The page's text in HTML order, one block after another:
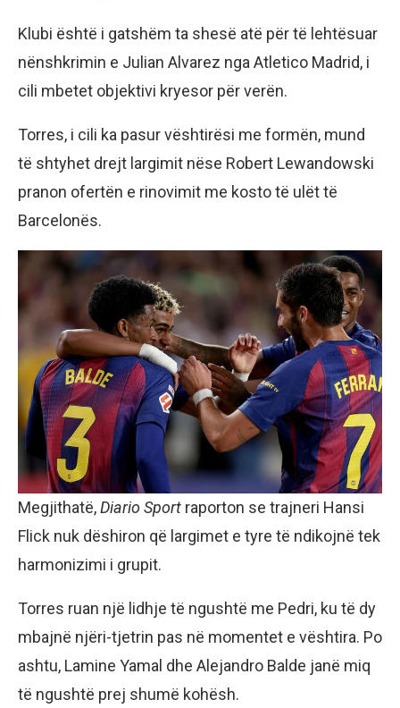
Klubi është i gatshëm ta shesë atë për të lehtësuar
nënshkrimin e Julian Alvarez nga Atletico Madrid, i
cili mbetet objektivi kryesor për verën.
Torres, i cili ka pasur vështirësi me formën, mund
të shtyhet drejt largimit nëse Robert Lewandowski
pranon ofertën e rinovimit me kosto të ulët të
Barcelonës.
Megjithatë,Diario Sport raporton se trajneri Hansi
Flick nuk dëshiron që largimet e tyre të ndikojnë tek
harmonizimi i grupit.
Torres ruan një lidhje të ngushtë me Pedri, ku të dy
mbajnë njëri-tjetrin pas në momentet e vështira. Po
ashtu, Lamine Yamal dhe Alejandro Balde janë miq
të ngushtë prej shumë kohësh.